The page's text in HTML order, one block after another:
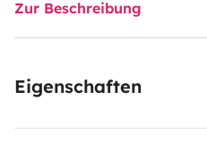
places et 5 carte grise, 5
panneau solaire de 150w
parfaite autonomie, de sa
Zur Beschreibung
Eigenschaften